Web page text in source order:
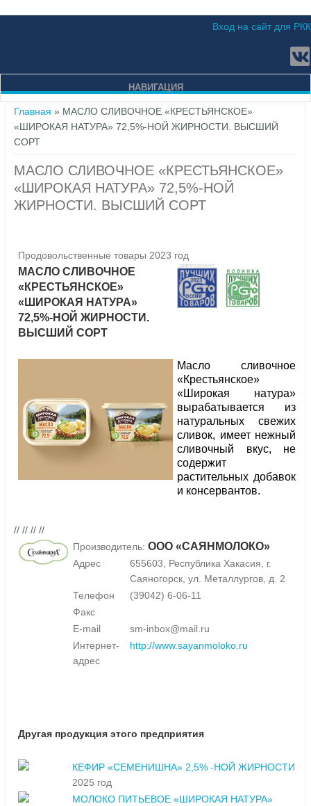
Вход на сайт для РКК
НАВИГАЦИЯ
Вы здесь
Главная » МАСЛО СЛИВОЧНОЕ «КРЕСТЬЯНСКОЕ»
«ШИРОКАЯ НАТУРА» 72,5%-НОЙ ЖИРНОСТИ. ВЫСШИЙ
СОРТ
МАСЛО СЛИВОЧНОЕ «КРЕСТЬЯНСКОЕ»
«ШИРОКАЯ НАТУРА» 72,5%-НОЙ
ЖИРНОСТИ. ВЫСШИЙ СОРТ
Продовольственные товары 2023 год
МАСЛО СЛИВОЧНОЕ
«КРЕСТЬЯНСКОЕ»
«ШИРОКАЯ НАТУРА»
72,5%-НОЙ ЖИРНОСТИ.
ВЫСШИЙ СОРТ
Масло сливочное
«Крестьянское»
«Широкая натура»
вырабатывается из
натуральных свежих
сливок, имеет нежный
сливочный вкус, не
содержит
растительных добавок
и консервантов.
// // // //
Производитель: ООО «САЯНМОЛОКО»
Адрес
655603, Республика Хакасия, г.
Саяногорск, ул. Металлургов, д. 2
Телефон
(39042) 6-06-11
Факс
E-mail
sm-inbox@mail.ru
Интернет-
адрес
http://www.sayanmoloko.ru
Другая продукция этого предприятия
КЕФИР «СЕМЕНИШНА» 2,5% -НОЙ ЖИРНОСТИ
2025 год
МОЛОКО ПИТЬЕВОЕ «ШИРОКАЯ НАТУРА»